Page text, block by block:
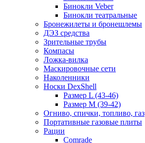
Бинокли Veber
Бинокли театральные
Бронежилеты и бронешлемы
ДЭЗ средства
Зрительные трубы
Компасы
Ложка-вилка
Маскировочные сети
Наколенники
Носки DexShell
Размер L (43-46)
Размер M (39-42)
Огниво, спички, топливо, газ
Портативные газовые плиты
Рации
Comrade